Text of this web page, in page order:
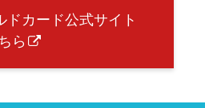
ドカード公式サイト
ら